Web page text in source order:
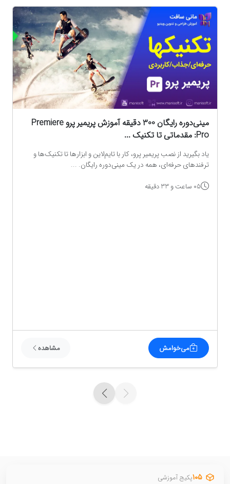
مینی‌دوره رایگان 300 دقیقه آموزش پریمیر پرو Premiere
Pro: مقدماتی تا تکنیک‌ ...
یاد بگیرید از نصب پریمیر پرو، کار با تایم‌لاین و ابزارها تا تکنیک‌ها و
ترفندهای حرفه‌ای، همه در یک مینی‌دوره رایگان. ...
05 ساعت و 33 دقیقه
می‌خوامش مشاهده
۱۰۵پکیج آموزشی